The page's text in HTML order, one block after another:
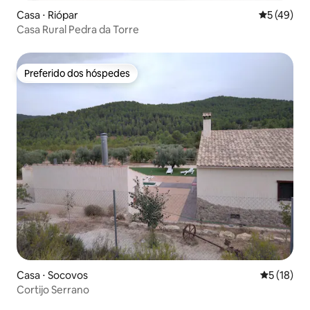
Casa ⋅ Riópar 5 de uma
5 (49)
Casa Rural Pedra da Torre
Preferido dos hóspedes
Preferido dos hóspedes
Casa ⋅ Socovos 5 de uma
5 (18)
Cortijo Serrano